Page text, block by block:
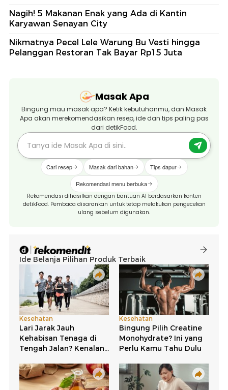
Nagih! 5 Makanan Enak yang Ada di Kantin
Karyawan Senayan City
Nikmatnya Pecel Lele Warung Bu Vesti hingga
Pelanggan Restoran Tak Bayar Rp15 Juta
Masak Apa
Bingung mau masak apa? Ketik kebutuhanmu, dan Masak
Apa akan merekomendasikan resep, ide dan tips paling pas
dari detikFood.
Cari resep Masak dari bahan Tips dapur
Rekomendasi menu berbuka
Rekomendasi dihasilkan dengan bantuan AI berdasarkan konten
detikFood. Pembaca disarankan untuk tetap melakukan pengecekan
ulang sebelum digunakan.